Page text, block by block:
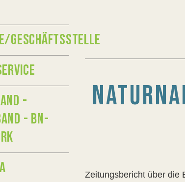
Zeitungsbericht über die
GESCHÄFTSSTELLE
-
- BN-